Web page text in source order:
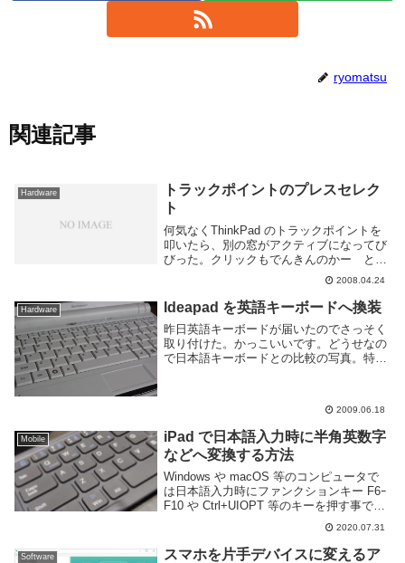
ryomatsu
関連記事
Hardware
トラックポイントのプレスセレク
ト
何気なくThinkPad のトラックポイントを
叩いたら、別の窓がアクティブになってび
びった。クリックもでんきんのかー と思
って調べたらそんな機能があるらしい。ト
ラック・ポイントの「プレスセレクト」
(PDF注意)独立した左右クリックがあるか
2008.04.24
Hardware Ideapad を英語キーボードへ換装
昨日英語キーボードが届いたのでさっそく
取り付けた。かっこいいです。どうせなの
で日本語キーボードとの比較の写真。特に
2009.06.18
Mobile
iPad で日本語入力時に半角英数字
などへ変換する方法
Windows や macOS 等のコンピュータで
は日本語入力時にファンクションキー F6ｰ
F10 や Ctrl+UIOPT 等のキーを押す事でひ
らがな・全角カタカナ・半角カタカナ・全
角英数字・半角英数字にそれぞれ変換する
事ができる。iPa...
2020.07.31
Software
スマホを片手デバイスに変えるア